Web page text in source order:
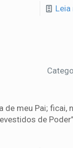
Leia
de meu Pai; ficai,
de Poder”